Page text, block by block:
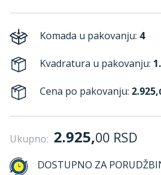
Komada u pakovanju: 4
Kvadratura u pakovanju:
Cena po pakovanju: 2.925,
Ukupno: 2.925,00 RSD
DOSTUPNO ZA